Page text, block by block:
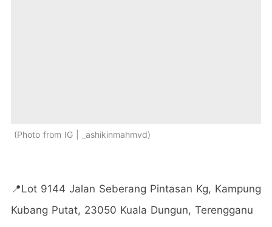
Photo from IG | _ashikinmahmvd
📍Lot 9144 Jalan Seberang Pintasan Kg, Kampung
Kubang Putat, 23050 Kuala Dungun, Terengganu